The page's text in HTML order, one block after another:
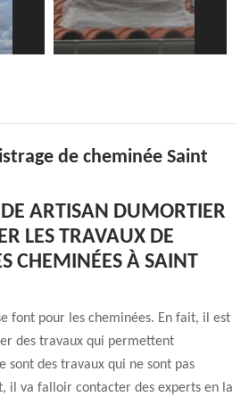
de cheminée Saint
ARTISAN DUMORTIER
LES TRAVAUX DE
CHEMINÉES À SAINT
font pour les cheminées. En fait, il est
des travaux qui permettent
sont des travaux qui ne sont pas
il va falloir contacter des experts en la